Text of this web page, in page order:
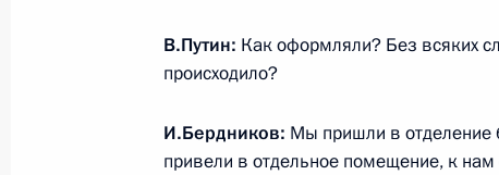
18 декабря 2023 года, 11:20
17 декабря 2023 года, воскресенье
В.Путин: Как оформляли? Без всяких
происходило?
И.Бердников: Мы пришли в отделение
привели в отдельное помещение, к